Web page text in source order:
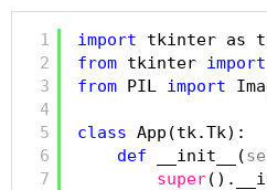
1
2
3
4
5
6
7
import
tkinter as
from tkinter import
from PIL import
class App(tk.Tk):
def
__init__(
super